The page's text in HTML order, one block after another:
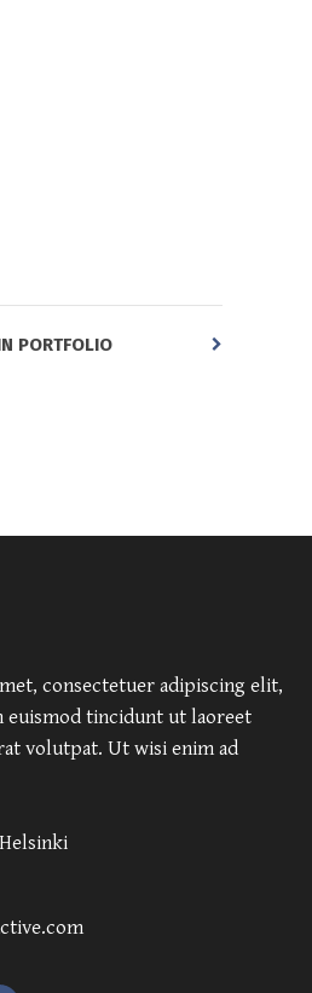
PORTFOLIO
consectetuer adipiscing elit,
euismod tincidunt ut laoreet
volutpat. Ut wisi enim ad